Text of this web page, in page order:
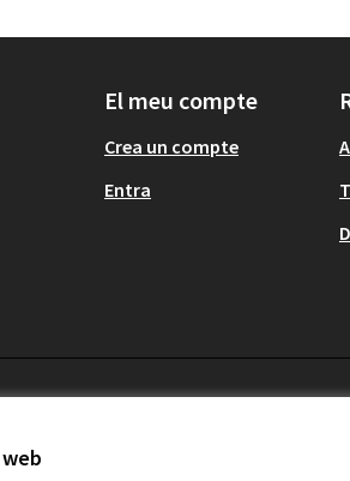
El meu compte
Crea un compte
Entra